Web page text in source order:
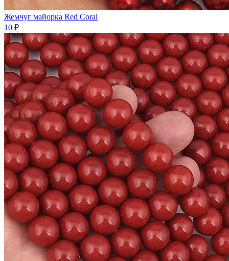
Жемчуг майорка Red Coral
10 ₽